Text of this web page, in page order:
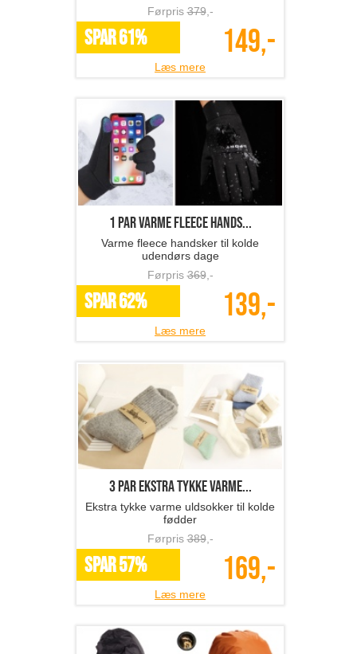
Førpris379,-
SPAR 61% 149,-
Læs mere
1 par varme fleece hands...
Varme fleece handsker til kolde
udendørs dage
Førpris369,-
SPAR 62% 139,-
Læs mere
3 par ekstra tykke varme...
Ekstra tykke varme uldsokker til kolde
fødder
Førpris389,-
SPAR 57% 169,-
Læs mere